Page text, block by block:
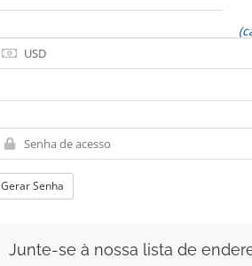
Gerar Senha
Junte-se à nossa lista de